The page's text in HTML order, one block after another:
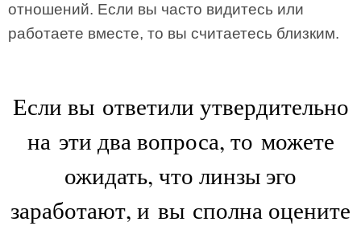
отношений. Если вы часто видитесь или
работаете вместе, то вы считаетесь близким.
Если вы ответили утвердительно
на эти два вопроса, то можете
ожидать, что линзы эго
заработают, и вы сполна оцените